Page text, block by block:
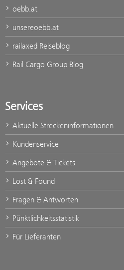
oebb.at
unsereoebb.at
railaxed Reiseblog
Rail Cargo Group Blog
Services
Aktuelle Streckeninformationen
Kundenservice
Angebote & Tickets
Lost & Found
Fragen & Antworten
Pünktlichkeitsstatistik
Für Lieferanten